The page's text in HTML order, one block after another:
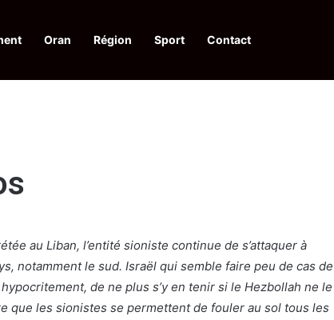
Oran Région Sport Contact
aux dénonciateurs de trafiquants
au Liban, l’entité sioniste continue de s’attaquer à
notamment le sud. Israël qui semble faire peu de cas de
de ne plus s’y en tenir si le Hezbollah ne le
que les sionistes se permettent de fouler au sol tous les